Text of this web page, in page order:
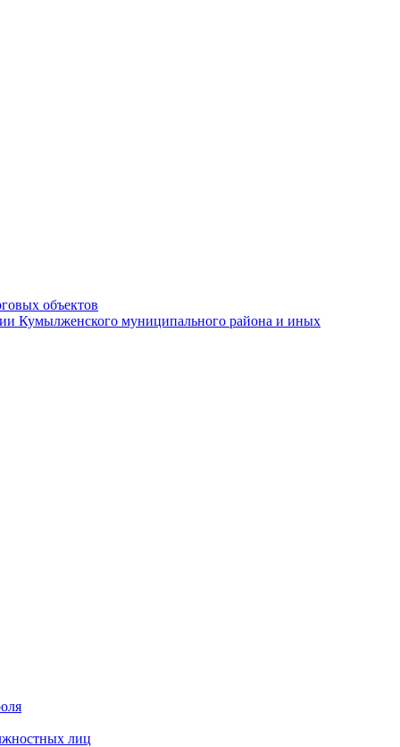
объектов
Кумылженского муниципального района и иных
лиц